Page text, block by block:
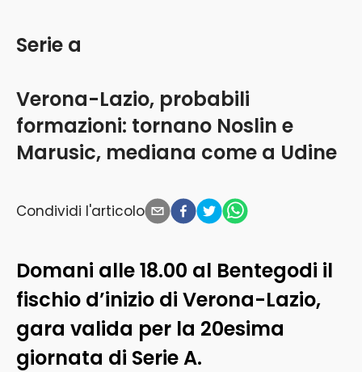
Verona-Lazio, probabili
formazioni: tornano Noslin e
Marusic, mediana come a Udine
Serie a
Condividi l'articolo
Domani alle 18.00 al Bentegodi il
fischio d’inizio di Verona-Lazio,
gara valida per la 20esima
giornata di Serie A.